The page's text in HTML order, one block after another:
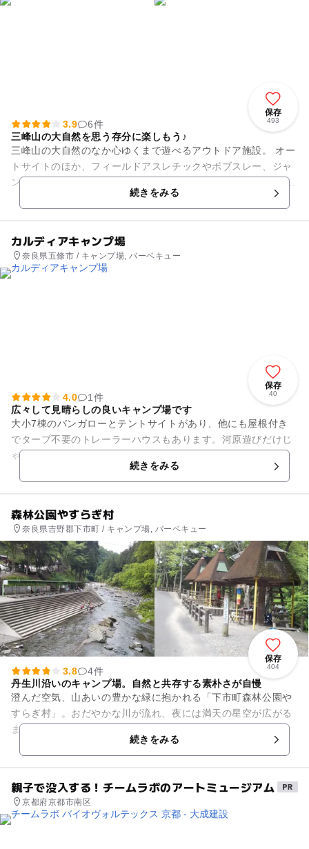
保存
493
3.9
6件
三峰山の大自然を思う存分に楽しもう♪
三峰山の大自然のなか心ゆくまで遊べるアウトドア施設。 オー
トサイトのほか、フィールドアスレチックやボブスレー、ジャ
ンボローラーすべり台など遊具ゾーンも充実しています。 あま
続きをみる
カルディアキャンプ場
奈良県五條市 / キャンプ場, バーベキュー
保存
40
4.0
1件
広々して見晴らしの良いキャンプ場です
大小7棟のバンガローとテントサイトがあり、他にも屋根付き
でタープ不要のトレーラーハウスもあります。河原遊びだけじ
ゃ物足りない、川の向こう岸に自由に渡って流れを体感してみ
たい方にはカヌースクールや...続きをみる
森林公園やすらぎ村
奈良県吉野郡下市町 / キャンプ場, バーベキュー
保存
404
3.8
4件
丹生川沿いのキャンプ場。自然と共存する素朴さが自慢
澄んだ空気、山あいの豊かな緑に抱かれる「下市町森林公園や
すらぎ村」。おだやかな川が流れ、夜には満天の星空が広がる
まさに自然の中のキャンプ場です。村内には、やすらぎ荘・マ
ッシュルームキャビンなどの...続きをみる
親子で没入する！チームラボのアートミュージアム
京都府京都市南区